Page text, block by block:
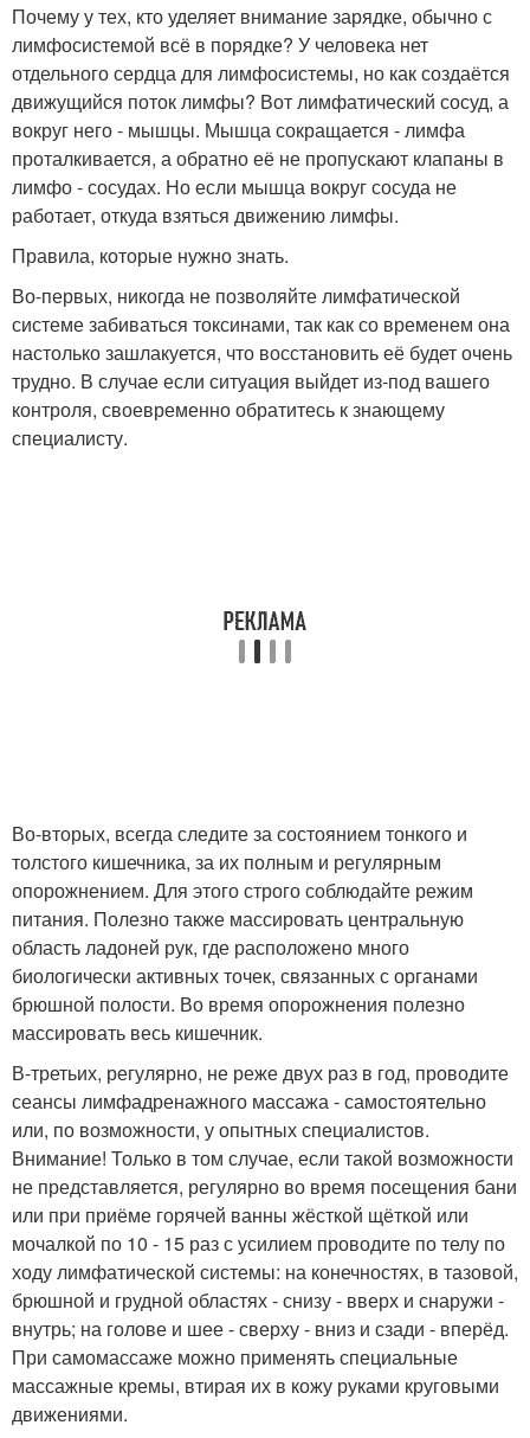
Почему у тех, кто уделяет внимание зарядке, обычно с
лимфосистемой всё в порядке? У человека нет
отдельного сердца для лимфосистемы, но как создаётся
движущийся поток лимфы? Вот лимфатический сосуд, а
вокруг него - мышцы. Мышца сокращается - лимфа
проталкивается, а обратно её не пропускают клапаны в
лимфо - сосудах. Но если мышца вокруг сосуда не
работает, откуда взяться движению лимфы.
Правила, которые нужно знать.
Во-первых, никогда не позволяйте лимфатической
системе забиваться токсинами, так как со временем она
настолько зашлакуется, что восстановить её будет очень
трудно. В случае если ситуация выйдет из-под вашего
контроля, своевременно обратитесь к знающему
специалисту.
Во-вторых, всегда следите за состоянием тонкого и
толстого кишечника, за их полным и регулярным
опорожнением. Для этого строго соблюдайте режим
питания. Полезно также массировать центральную
область ладоней рук, где расположено много
биологически активных точек, связанных с органами
брюшной полости. Во время опорожнения полезно
массировать весь кишечник.
В-третьих, регулярно, не реже двух раз в год, проводите
сеансы лимфадренажного массажа - самостоятельно
или, по возможности, у опытных специалистов.
Внимание! Только в том случае, если такой возможности
не представляется, регулярно во время посещения бани
или при приёме горячей ванны жёсткой щёткой или
мочалкой по 10 - 15 раз с усилием проводите по телу по
ходу лимфатической системы: на конечностях, в тазовой,
брюшной и грудной областях - снизу - вверх и снаружи -
внутрь; на голове и шее - сверху - вниз и сзади - вперёд.
При самомассаже можно применять специальные
массажные кремы, втирая их в кожу руками круговыми
движениями.